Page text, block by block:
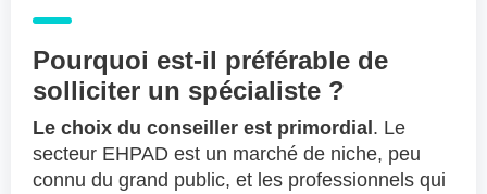
Pourquoi est-il préférable de
solliciter un spécialiste ?
Le choix du conseiller est primordial . Le
secteur EHPAD est un marché de niche, peu
connu du grand public, et les professionnels qui